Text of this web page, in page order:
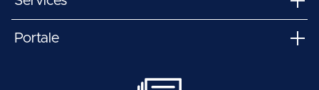
Portale